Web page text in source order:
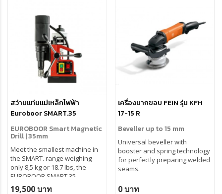
สว่านแท่นแม่เหล็กไฟฟ้า
Euroboor SMART.35
EUROBOOR Smart Magnetic
Drill | 35mm
Meet the smallest machine in
the SMART. range weighing
only 8,5 kg or 18.7 lbs, the
EUROBOOR SMART.35
Magnetic Drilling Machine is
19,500 บาท
เครื่องบากขอบ FEIN รุ่น KFH
17-15 R
Beveller up to 15 mm
Universal beveller with
booster and spring technology
for perfectly preparing welded
seams.
0 บาท